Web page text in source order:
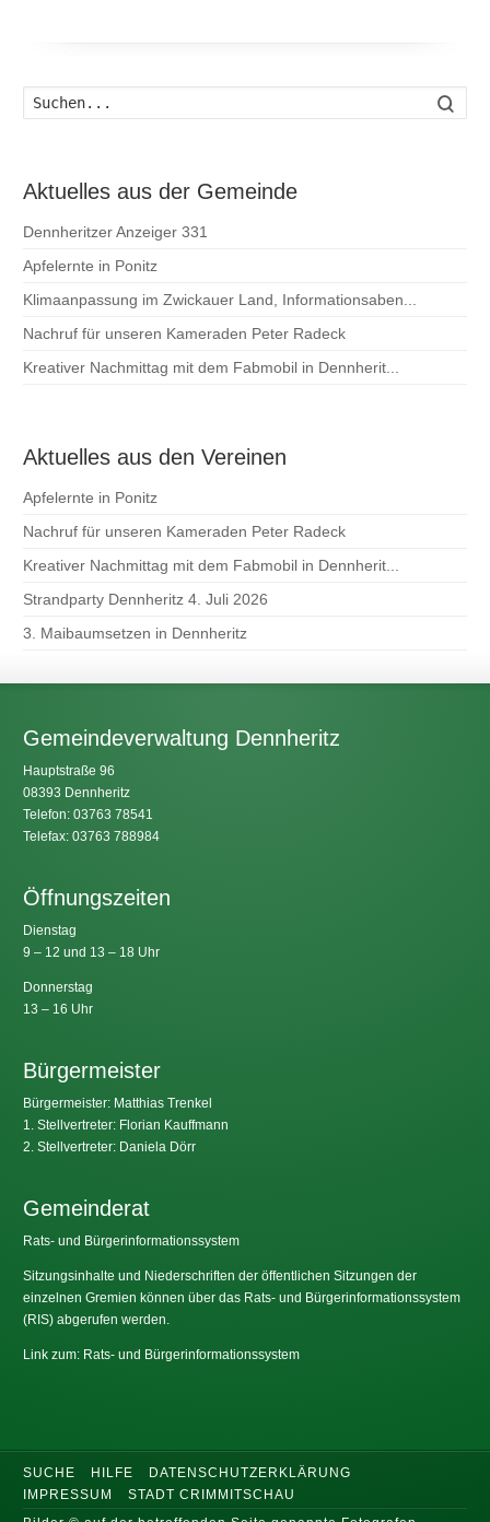
Aktuelles aus der Gemeinde
Dennheritzer Anzeiger 331
Apfelernte in Ponitz
Klimaanpassung im Zwickauer Land, Informationsaben...
Nachruf für unseren Kameraden Peter Radeck
Kreativer Nachmittag mit dem Fabmobil in Dennherit...
Aktuelles aus den Vereinen
Apfelernte in Ponitz
Nachruf für unseren Kameraden Peter Radeck
Kreativer Nachmittag mit dem Fabmobil in Dennherit...
Strandparty Dennheritz 4. Juli 2026
3. Maibaumsetzen in Dennheritz
Gemeindeverwaltung Dennheritz
Hauptstraße 96
08393 Dennheritz
Telefon: 03763 78541
Telefax: 03763 788984
Öffnungszeiten
Dienstag
9 – 12 und 13 – 18 Uhr
Donnerstag
13 – 16 Uhr
Bürgermeister
Bürgermeister: Matthias Trenkel
1. Stellvertreter: Florian Kauffmann
2. Stellvertreter: Daniela Dörr
Gemeinderat
Rats- und Bürgerinformationssystem
Sitzungsinhalte und Niederschriften der öffentlichen Sitzungen der
einzelnen Gremien können über das Rats- und Bürgerinformationssystem
(RIS) abgerufen werden.
Link zum: Rats- und Bürgerinformationssystem
SUCHE HILFE
DATENSCHUTZERKLÄRUNG
IMPRESSUM
STADT CRIMMITSCHAU